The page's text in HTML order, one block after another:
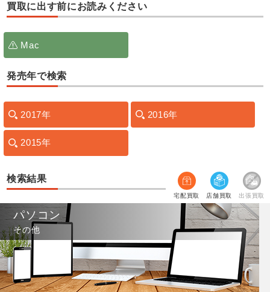
買取に出す前にお読みください
Mac
発売年で検索
2017年 2016年
2015年
検索結果
宅配買取 店舗買取 出張買取
パソコン
その他